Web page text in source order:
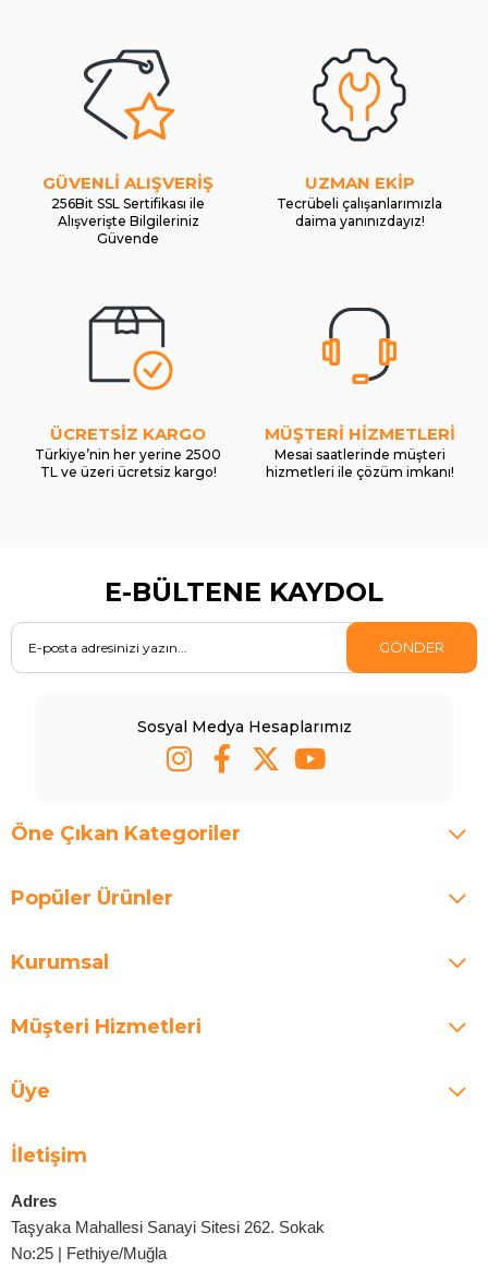
GÜVENLİ ALIŞVERİŞ
256Bit SSL Sertifikası ile
Alışverişte Bilgileriniz
Güvende
UZMAN EKİP
Tecrübeli çalışanlarımızla
daima yanınızdayız!
ÜCRETSİZ KARGO
Türkiye’nin her yerine 2500
TL ve üzeri ücretsiz kargo!
MÜŞTERİ HİZMETLERİ
Mesai saatlerinde müşteri
hizmetleri ile çözüm imkanı!
E-BÜLTENE KAYDOL
GÖNDER
Sosyal Medya Hesaplarımız
Öne Çıkan Kategoriler
Popüler Ürünler
Kurumsal
Müşteri Hizmetleri
Üye
İletişim
Adres
Taşyaka Mahallesi Sanayi Sitesi 262. Sokak
No:25 | Fethiye/Muğla